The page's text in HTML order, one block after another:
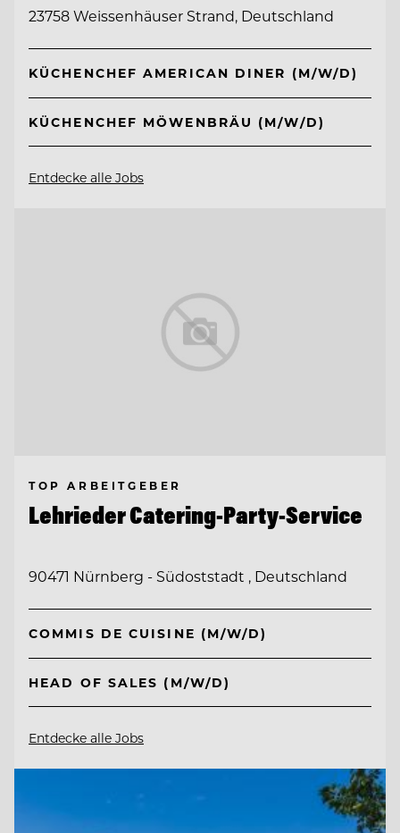
23758 Weissenhäuser Strand, Deutschland
KÜCHENCHEF AMERICAN DINER (M/W/D)
KÜCHENCHEF MÖWENBRÄU (M/W/D)
Entdecke alle Jobs
TOP ARBEITGEBER
Lehrieder Catering-Party-Service
90471 Nürnberg - Südoststadt , Deutschland
COMMIS DE CUISINE (M/W/D)
HEAD OF SALES (M/W/D)
Entdecke alle Jobs